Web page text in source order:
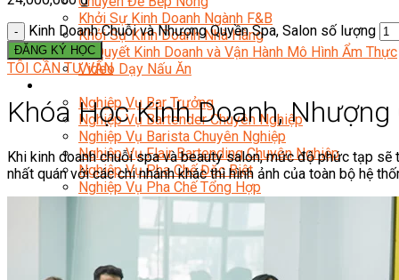
Khởi Sự Kinh Doanh Ngành F&B
Khởi Sự Kinh Doanh Nhà Hàng
Bí Quyết Kinh Doanh và Vận Hành Mô Hình Ẩm Thực
Video Dạy Nấu Ăn
Nghiệp Vụ Bar Trưởng
Nghiệp Vụ Bartender Chuyên Nghiệp
Nghiệp Vụ Barista Chuyên Nghiệp
Nghiệp Vụ Flair Bartending Chuyên Nghiệp
Nghiệp Vụ Pha Chế Đặc Biệt
Nghiệp Vụ Pha Chế Tổng Hợp
Nghiệp Vụ Quản Lý Bar
Chuyên Gia Cà Phê
Cà Phê Pha Máy
Khởi Sự Kinh Doanh Cafe – Chuỗi Cafe
Bí Quyết Khởi Nghiệp Mô Hình Đồ Uống
Kinh Doanh Chuỗi và Nhượng Quyền Spa, Salon số lượng
ĐĂNG KÝ HỌC
TÔI CẦN TƯ VẤN
Khóa Học Kinh Doanh,
Khi kinh doanh chuỗi spa và beauty salon, mức độ phức tạp
nhất quán với các chi nhánh khác thì hình ảnh của toàn bộ hệ